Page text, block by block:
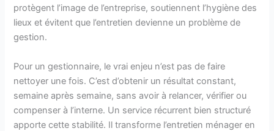
protègent l’image de l’entreprise, soutiennent l’hygiène des
lieux et évitent que l’entretien devienne un problème de
gestion.
Pour un gestionnaire, le vrai enjeu n’est pas de faire
nettoyer une fois. C’est d’obtenir un résultat constant,
semaine après semaine, sans avoir à relancer, vérifier ou
compenser à l’interne. Un service récurrent bien structuré
apporte cette stabilité. Il transforme l’entretien ménager en